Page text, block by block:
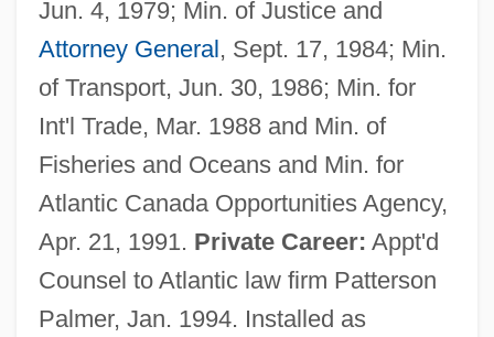
Jun. 4, 1979; Min. of Justice and
Attorney General, Sept. 17, 1984; Min.
of Transport, Jun. 30, 1986; Min. for
Int'l Trade, Mar. 1988 and Min. of
Fisheries and Oceans and Min. for
Atlantic Canada Opportunities Agency,
Apr. 21, 1991. Private Career: Appt'd
Counsel to Atlantic law firm Patterson
Palmer, Jan. 1994. Installed as